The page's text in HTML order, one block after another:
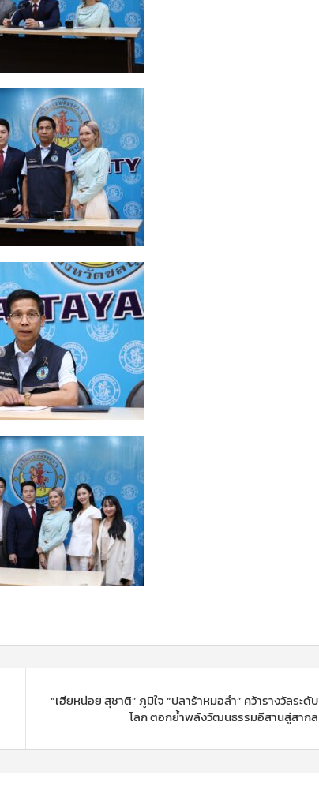
“เฮียหน่อย สุชาติ” ภูมิใจ “ปลาร้าหมอลำ” คว้ารางวัลระดับ
โลก ตอกย้ำพลังวัฒนธรรมอีสานสู่สากล